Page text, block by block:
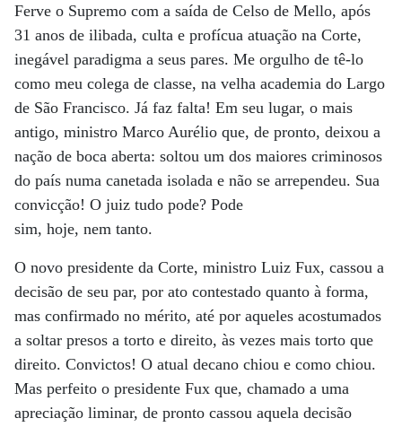
Ferve o Supremo com a saída de Celso de Mello, após
31 anos de ilibada, culta e profícua atuação na Corte,
inegável paradigma a seus pares. Me orgulho de tê-lo
como meu colega de classe, na velha academia do Largo
de São Francisco. Já faz falta! Em seu lugar, o mais
antigo, ministro Marco Aurélio que, de pronto, deixou a
nação de boca aberta: soltou um dos maiores criminosos
do país numa canetada isolada e não se arrependeu. Sua
convicção! O juiz tudo pode? Pode
sim, hoje, nem tanto.
O novo presidente da Corte, ministro Luiz Fux, cassou a
decisão de seu par, por ato contestado quanto à forma,
mas confirmado no mérito, até por aqueles acostumados
a soltar presos a torto e direito, às vezes mais torto que
direito. Convictos! O atual decano chiou e como chiou.
Mas perfeito o presidente Fux que, chamado a uma
apreciação liminar, de pronto cassou aquela decisão